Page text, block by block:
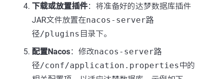
下载或放置插件：将准备好的达梦数据库插件
JAR文件放置在nacos-server路
径/plugins 目录下。
配置Nacos：修改nacos-server路
径/conf/application.properties 中的